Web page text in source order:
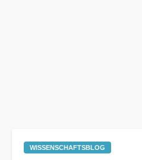
WISSENSCHAFTSBLOG